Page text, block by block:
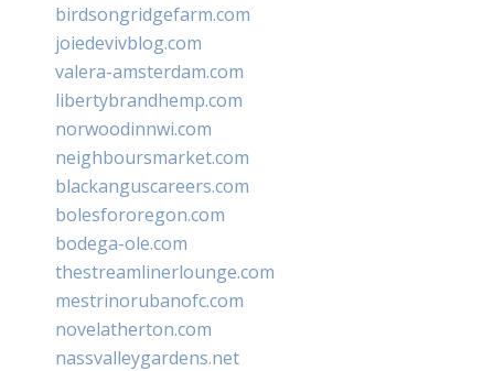
birdsongridgefarm.com
joiedevivblog.com
valera-amsterdam.com
libertybrandhemp.com
norwoodinnwi.com
neighboursmarket.com
blackanguscareers.com
bolesfororegon.com
bodega-ole.com
thestreamlinerlounge.com
mestrinorubanofc.com
novelatherton.com
nassvalleygardens.net